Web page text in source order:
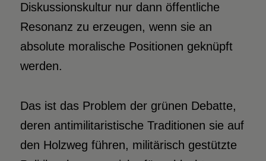
Diskussionskultur nur dann öffentliche
Resonanz zu erzeugen, wenn sie an
absolute moralische Positionen geknüpft
werden.
Das ist das Problem der grünen Debatte,
deren antimilitaristische Traditionen sie auf
den Holzweg führen, militärisch gestützte